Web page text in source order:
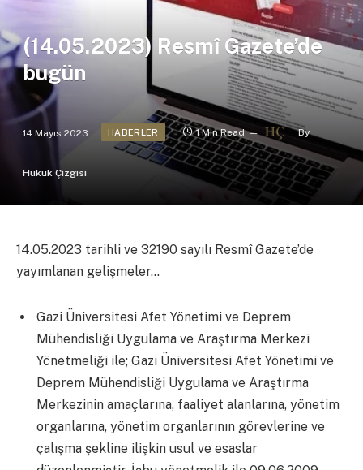
(14.05.2023) Resmî Gazete’de
bugün
14 Mayıs 2023 HABERLER 1 Min Read By
Hukuk Çizgisi
14.05.2023 tarihli ve 32190 sayılı Resmî Gazete’de
yayımlanan gelişmeler…
Gazi Üniversitesi Afet Yönetimi ve Deprem
Mühendisliği Uygulama ve Araştırma Merkezi
Yönetmeliği ile; Gazi Üniversitesi Afet Yönetimi ve
Deprem Mühendisliği Uygulama ve Araştırma
Merkezinin amaçlarına, faaliyet alanlarına, yönetim
organlarına, yönetim organlarının görevlerine ve
çalışma şekline ilişkin usul ve esaslar